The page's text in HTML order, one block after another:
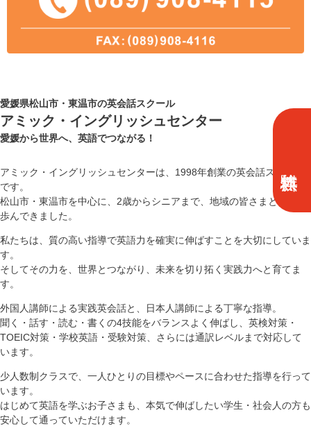
愛媛県松山市・東温市の英会話スクール
アミック・イングリッシュセンター
愛媛から世界へ、英語でつながる！
アミック・イングリッシュセンターは、1998年創業の英会話スクール
です。
松山市・東温市を中心に、2歳からシニアまで、地域の皆さまとともに
歩んできました。
私たちは、質の高い指導で英語力を確実に伸ばすことを大切にしていま
す。
そしてその力を、世界とつながり、未来を切り拓く実践力へと育てま
す。
外国人講師による実践英会話と、日本人講師による丁寧な指導。
聞く・話す・読む・書くの4技能をバランスよく伸ばし、英検対策・
TOEIC対策・学校英語・受験対策、さらには通訳レベルまで対応して
います。
少人数制クラスで、一人ひとりの目標やペースに合わせた指導を行って
います。
はじめて英語を学ぶお子さまも、本気で伸ばしたい学生・社会人の方も
安心して通っていただけます。